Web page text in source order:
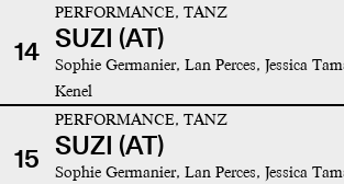
14
PERFORMANCE, TANZ
SUZI (AT)
Sophie Germanier, Lan Perces, Jessica
Kenel
15
PERFORMANCE, TANZ
SUZI (AT)
Sophie Germanier, Lan Perces, Jessica